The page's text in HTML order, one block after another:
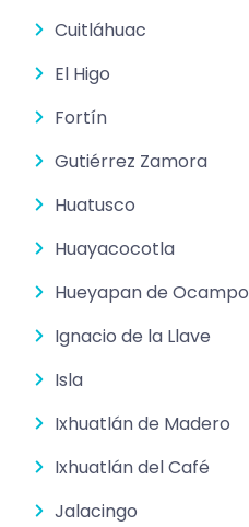
Cuitláhuac
El Higo
Fortín
Gutiérrez Zamora
Huatusco
Huayacocotla
Hueyapan de Ocampo
Ignacio de la Llave
Isla
Ixhuatlán de Madero
Ixhuatlán del Café
Jalacingo